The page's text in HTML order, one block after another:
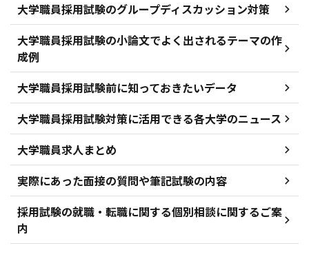
大学職員採用試験のグループディスカッション対策
大学職員採用試験の小論文でよく出されるテーマの作
成例
大学職員採用試験前に知っておきたいデータ
大学職員採用試験対策に活用できる各大学のニュース
大学職員求人まとめ
実際にあった面接の質問や筆記試験の内容
採用試験の就職・転職に関する個別相談に関するご案
内